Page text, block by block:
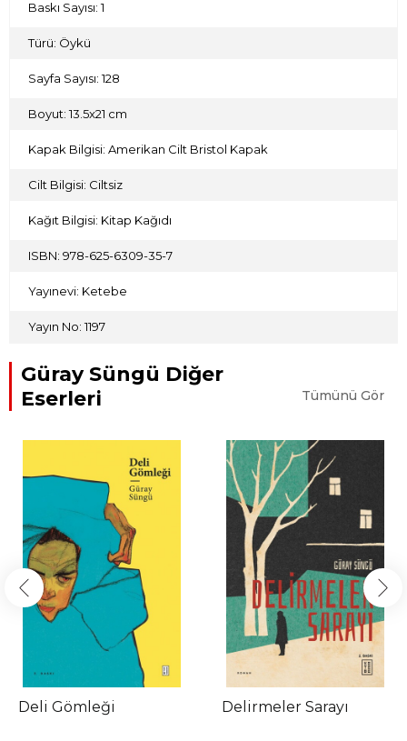
Baskı Sayısı: 1
Türü: Öykü
Sayfa Sayısı: 128
Boyut: 13.5x21 cm
Kapak Bilgisi: Amerikan Cilt Bristol Kapak
Cilt Bilgisi: Ciltsiz
Kağıt Bilgisi: Kitap Kağıdı
ISBN: 978-625-6309-35-7
Yayınevi: Ketebe
Yayın No: 1197
Güray Süngü Diğer
Eserleri
Tümünü Gör
Deli Gömleği Delirmeler Sarayı